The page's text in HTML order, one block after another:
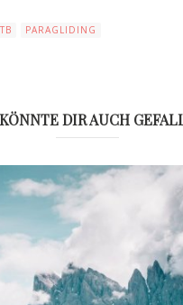
PARAGLIDING
DIR AUCH